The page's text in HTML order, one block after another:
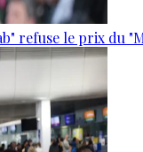
refuse le prix du